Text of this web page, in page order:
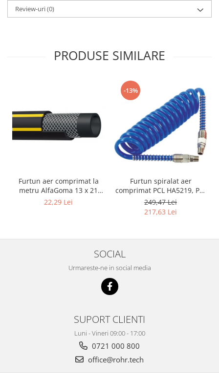
Review-uri(0)
PRODUSE SIMILARE
Furtun aer comprimat la
metru AlfaGoma 13 x 21
mm, 20 bar, rezistent la
22,29 Lei
-13%
Furtun spiralat aer
comprimat PCL HA5219, PU,
8 x 12 mm, 10 m, filet 1/4"
BSP
249,47 Lei
217,63 Lei
SOCIAL
Urmareste-ne in social media
SUPORT CLIENTI
Luni - Vineri 09:00 - 17:00
0721 000 800
office@rohr.tech